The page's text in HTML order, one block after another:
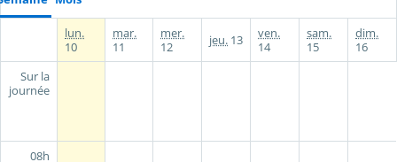
lun.
10
mar.
11
mer.
12
jeu. 13
ven.
14
sam.
15
dim.
16
Sur la
journée
08h